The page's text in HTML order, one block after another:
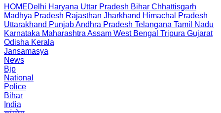
HOMEDelhi Haryana Uttar Pradesh Bihar Chhattisgarh
Madhya Pradesh Rajasthan Jharkhand Himachal Pradesh
Uttarakhand PunjabAndhra Pradesh Telangana Tamil Nadu
Karnataka Maharashtra Assam West Bengal Tripura Gujarat
Odisha Kerala
Jansamasya
News
Bjp
National
Police
Bihar
India